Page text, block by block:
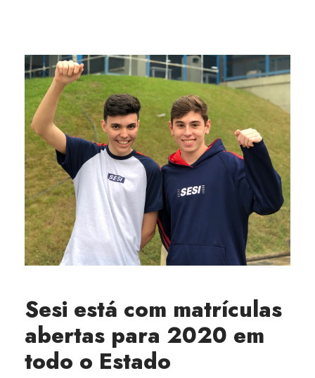
Sesi está com matrículas
abertas para 2020 em
todo o Estado